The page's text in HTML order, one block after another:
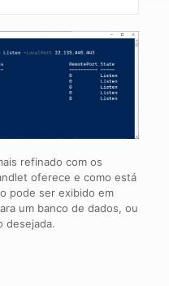
refinado com os
oferece e como está
pode ser exibido em
um banco de dados, ou
desejada.